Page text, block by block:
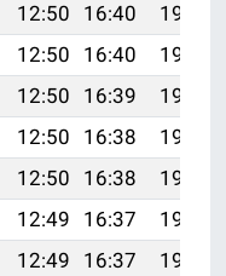
12:50 16:40
19:50
12:50 16:40
19:49
12:50 16:39
19:47
12:50 16:38
19:46
12:50 16:38
19:45
12:49 16:37
19:43
12:49 16:37
19:42